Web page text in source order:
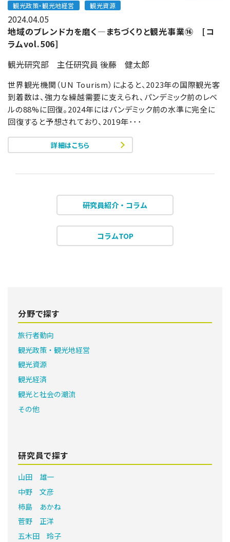
観光政策・観光地経営 観光資源
2024.04.05
地域のブレンド力を磨く―まちづくりと観光事業⑯ [コ
ラムvol.506]
観光研究部 主任研究員 後藤 健太郎
世界観光機関（UN Tourism）によると、2023年の国際観光客
到着数は、強力な繰越需要に支えられ、パンデミック前のレベ
ルの88%に回復。2024年にはパンデミック前の水準に完全に
回復すると予想されており、2019年･･･
詳細はこちら
研究員紹介・コラム
コラムTOP
分野で探す
旅行者動向
観光政策・観光地経営
観光資源
観光経済
観光と社会の潮流
その他
研究員で探す
山田 雄一
中野 文彦
柿島 あかね
菅野 正洋
五木田 玲子